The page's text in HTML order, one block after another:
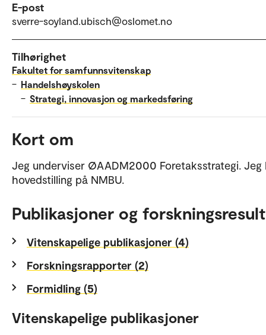
E-post
sverre-soyland.ubisch@oslomet.no
Tilhørighet
Fakultet for samfunnsvitenskap
– Handelshøyskolen
– Strategi, innovasjon og markedsføring
Kort om
Jeg underviser ØAADM2000 Foretaksstrategi. Jeg
hovedstilling på NMBU.
Publikasjoner og
Vitenskapelige publikasjoner (4)
Forskningsrapporter (2)
Formidling (5)
Vitenskapelige publikasjoner